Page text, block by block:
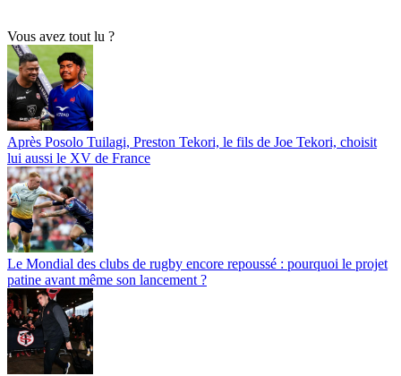
Vous avez tout lu ?
Après Posolo Tuilagi, Preston Tekori, le fils de Joe Tekori, choisit
lui aussi le XV de France
Le Mondial des clubs de rugby encore repoussé : pourquoi le projet
patine avant même son lancement ?